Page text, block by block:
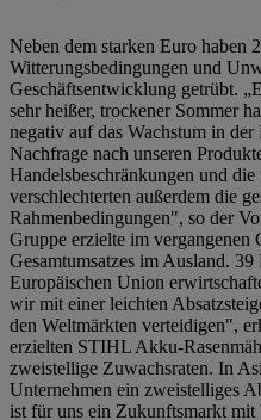
Neben dem starken Euro haben
Witterungsbedingungen und
Geschäftsentwicklung getrübt.
sehr heißer, trockener Sommer
negativ auf das Wachstum in
Nachfrage nach unseren
Handelsbeschränkungen und
verschlechterten außerdem die
Rahmenbedingungen", so der
Gruppe erzielte im vergangenen
Gesamtumsatzes im Ausland.
Europäischen Union
wir mit einer leichten
den Weltmärkten verteidigen",
erzielten STIHL Akku-
zweistellige Zuwachsraten. In
Unternehmen ein zweistelliges
ist für uns ein Zukunftsmarkt